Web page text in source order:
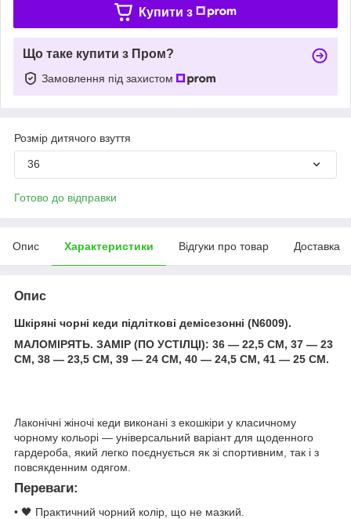
Купити з
Що таке купити з Пром?
Замовлення під захистом
Розмір дитячого взуття
36
Готово до відправки
Опис Характеристики Відгуки про товар Доставка
Опис
Шкіряні чорні кеди підліткові демісезонні (N6009).
МАЛОМІРЯТЬ. ЗАМІР (ПО УСТІЛЦІ): 36 — 22,5 СМ, 37 — 23
СМ, 38 — 23,5 СМ, 39 — 24 СМ, 40 — 24,5 СМ, 41 — 25 СМ.
Лаконічні жіночі кеди виконані з екошкіри у класичному
чорному кольорі — універсальний варіант для щоденного
гардероба, який легко поєднується як зі спортивним, так і з
повсякденним одягом.
Переваги:
• 🖤 Практичний чорний колір, що не мазкий.